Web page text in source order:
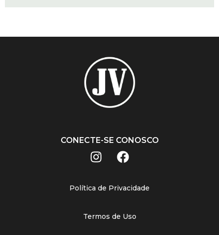
CONECTE-SE CONOSCO
Política de Privacidade
Termos de Uso